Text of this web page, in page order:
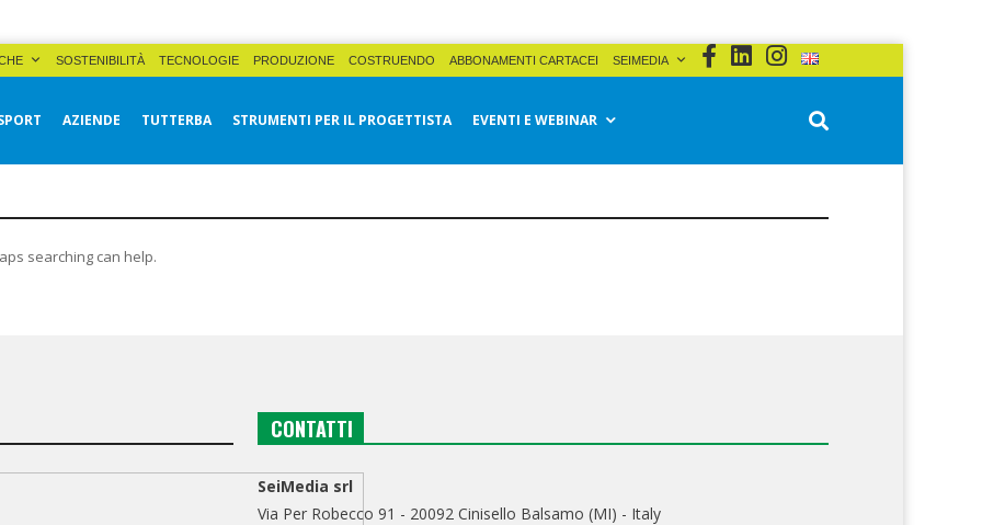
SOSTENIBILITÀ TECNOLOGIE PRODUZIONE COSTRUENDO ABBONAMENTI CARTACEI SEIMEDIA
AZIENDE TUTTERBA STRUMENTI PER IL PROGETTISTA EVENTI E WEBINAR
searching can help.
CONTATTI
SeiMedia srl
Via Per Robecco 91 - 20092 Cinisello Balsamo (MI) - Italy